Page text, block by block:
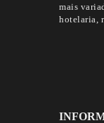
mais
hotelaria,